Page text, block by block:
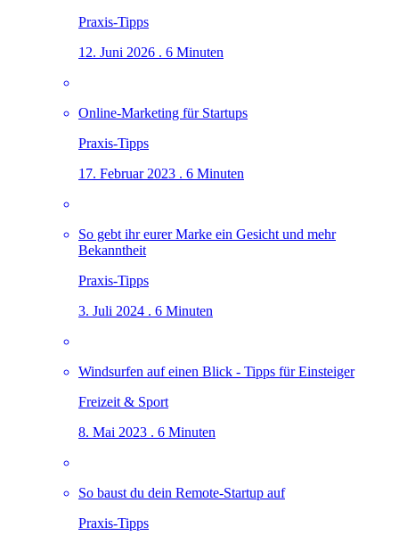
Praxis-Tipps
12. Juni 2026 . 6 Minuten
Online-Marketing für Startups
Praxis-Tipps
17. Februar 2023 . 6 Minuten
So gebt ihr eurer Marke ein Gesicht und mehr
Bekanntheit
Praxis-Tipps
3. Juli 2024 . 6 Minuten
Windsurfen auf einen Blick - Tipps für Einsteiger
Freizeit & Sport
8. Mai 2023 . 6 Minuten
So baust du dein Remote-Startup auf
Praxis-Tipps